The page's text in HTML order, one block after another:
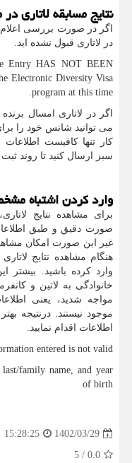
نتایج مسابقه لاتاری
اگر در صورت بررسی اعلام
در لاتاری قبول نشده اید.
Entry HAS NOT BEEN
Electronic Diversity Visa
program at this time
اگر در لاتاری امسال
می توانید شانس خود را
کار تنها کافیست
سبز ارسال کنید تا روند
وارد کردن اشتباه
برای مشاهده نتایج
صورت دقیق و طبق
غیر این صورت امکان
هنگام مشاهده نتایج
وارد کرده باشید. بیشتر
خانوادگی به لاتین و
مواجه شدید، یعنی
موجود نیستند. درنتیجه
اطلاعات اقدام نمایید.
entered is not valid
family name, and year
of birth
1402/03/29
15:28:25
0.0
/
5